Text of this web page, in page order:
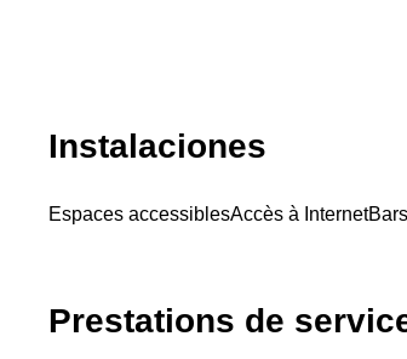
Instalaciones
Espaces accessiblesAccès à InternetBars
Prestations de